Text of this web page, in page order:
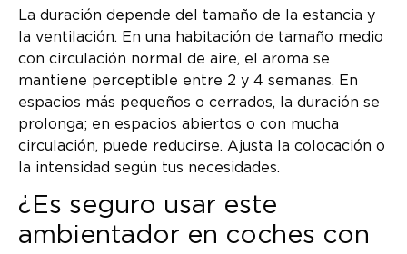
La duración depende del tamaño de la estancia y
la ventilación. En una habitación de tamaño medio
con circulación normal de aire, el aroma se
mantiene perceptible entre 2 y 4 semanas. En
espacios más pequeños o cerrados, la duración se
prolonga; en espacios abiertos o con mucha
circulación, puede reducirse. Ajusta la colocación o
la intensidad según tus necesidades.
¿Es seguro usar este
ambientador en coches con